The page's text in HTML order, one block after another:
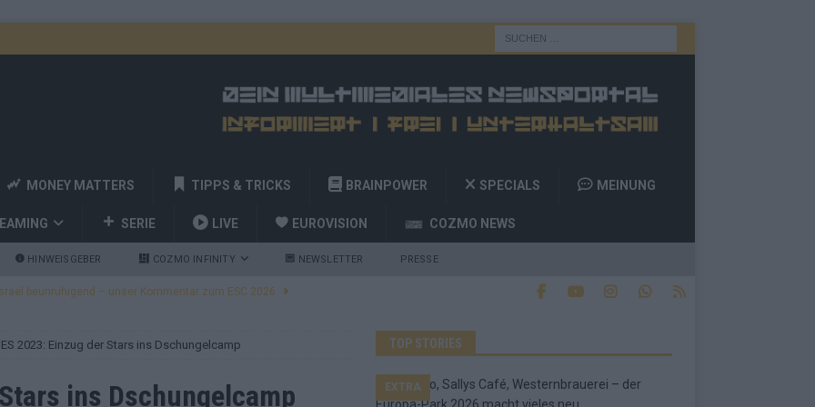
MONEY MATTERS TIPPS & TRICKS BRAINPOWER SPECIALS MEINUNG
SERIE LIVE EUROVISION COZMO NEWS
HINWEISGEBER COZMO INFINITY NEWSLETTER PRESSE
Bulgarien jubelt, Israel sorgt für Diskussionen, Deutschland geht
und Billy Joel – das ESC-Finale wird eine Party
Startreihenfolge steht, Deutschland singt als Zweites!
2023: Einzug der Stars ins Dschungelcamp
ins Dschungelcamp
TOP STORIES
EXTRA